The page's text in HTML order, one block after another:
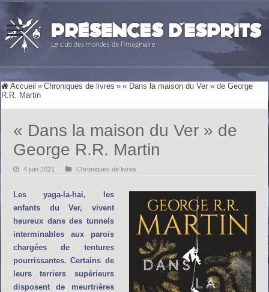
Accueil » Chroniques de livres » « Dans la maison du Ver » de George
R.R. Martin
« Dans la maison du Ver » de
George R.R. Martin
4 juin 2021 Chroniques de livres
Les yaga-la-hai, les
enfants du Ver, vivent
heureux dans des tunnels
interminables aux parois
chargées de tentures
pourrissantes. Certains de
leurs terriers supérieurs
disposent de meurtrières